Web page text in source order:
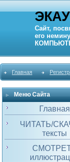
Сайт,
его
Главная
Меню Сайта
Главная
ЧИТАТЬ/
тексты